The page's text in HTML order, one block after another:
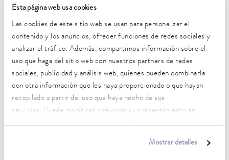
Esta página web usa cookies
Las cookies de este sitio web se usan para personalizar el
contenido y los anuncios, ofrecer funciones de redes sociales y
analizar el tráfico. Además, compartimos información sobre el
uso que haga del sitio web con nuestros partners de redes
sociales, publicidad y análisis web, quienes pueden combinarla
con otra información que les haya proporcionado o que hayan
recopilado a partir del uso que haya hecho de sus
servicios. Puede modificar o revocar su consentimiento en
Mostrar detalles
PRO RP 290 EC